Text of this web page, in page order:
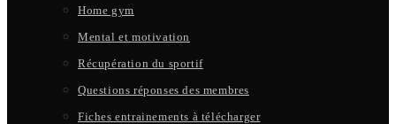
Home gym
Mental et motivation
Récupération du sportif
Questions réponses des membres
Fiches entrainements à télécharger